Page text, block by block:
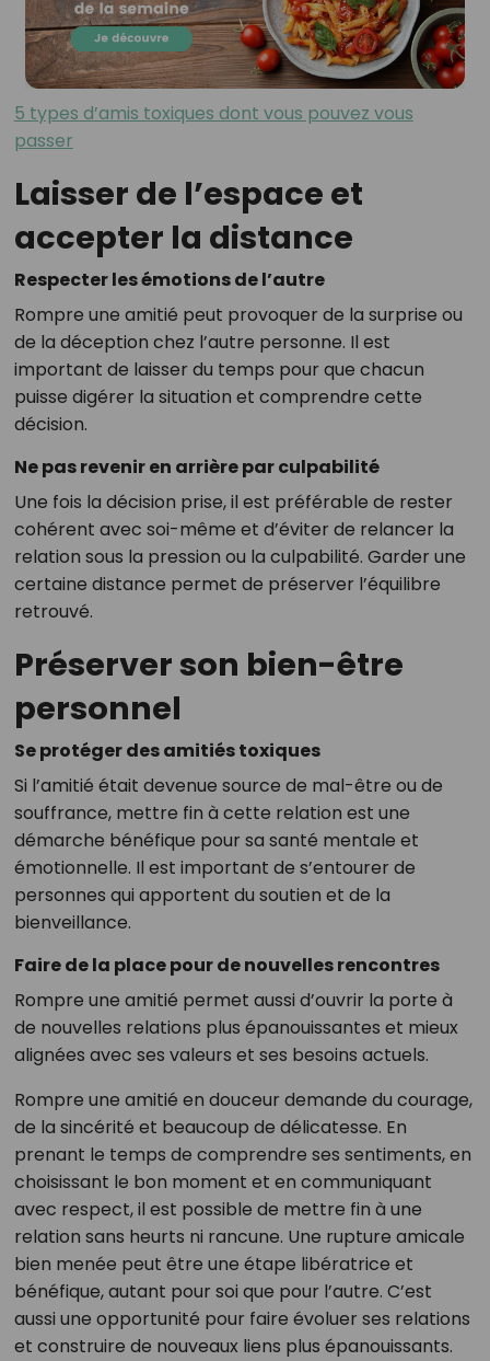
5 types d’amis toxiques dont vous pouvez vous
passer
Laisser de l’espace et
accepter la distance
Respecter les émotions de l’autre
Rompre une amitié peut provoquer de la surprise ou
de la déception chez l’autre personne. Il est
important de laisser du temps pour que chacun
puisse digérer la situation et comprendre cette
décision.
Ne pas revenir en arrière par culpabilité
Une fois la décision prise, il est préférable de rester
cohérent avec soi-même et d’éviter de relancer la
relation sous la pression ou la culpabilité. Garder une
certaine distance permet de préserver l’équilibre
retrouvé.
Préserver son bien-être
personnel
Se protéger des amitiés toxiques
Si l’amitié était devenue source de mal-être ou de
souffrance, mettre fin à cette relation est une
démarche bénéfique pour sa santé mentale et
émotionnelle. Il est important de s’entourer de
personnes qui apportent du soutien et de la
bienveillance.
Faire de la place pour de nouvelles rencontres
Rompre une amitié permet aussi d’ouvrir la porte à
de nouvelles relations plus épanouissantes et mieux
alignées avec ses valeurs et ses besoins actuels.
Rompre une amitié en douceur demande du courage,
de la sincérité et beaucoup de délicatesse. En
prenant le temps de comprendre ses sentiments, en
choisissant le bon moment et en communiquant
avec respect, il est possible de mettre fin à une
relation sans heurts ni rancune. Une rupture amicale
bien menée peut être une étape libératrice et
bénéfique, autant pour soi que pour l’autre. C’est
aussi une opportunité pour faire évoluer ses relations
et construire de nouveaux liens plus épanouissants.